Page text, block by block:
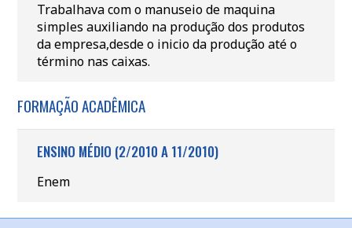
Trabalhava com o manuseio de maquina
simples auxiliando na produção dos produtos
da empresa,desde o inicio da produção até o
término nas caixas.
FORMAÇÃO ACADÊMICA
ENSINO MÉDIO (2/2010 A 11/2010)
Enem